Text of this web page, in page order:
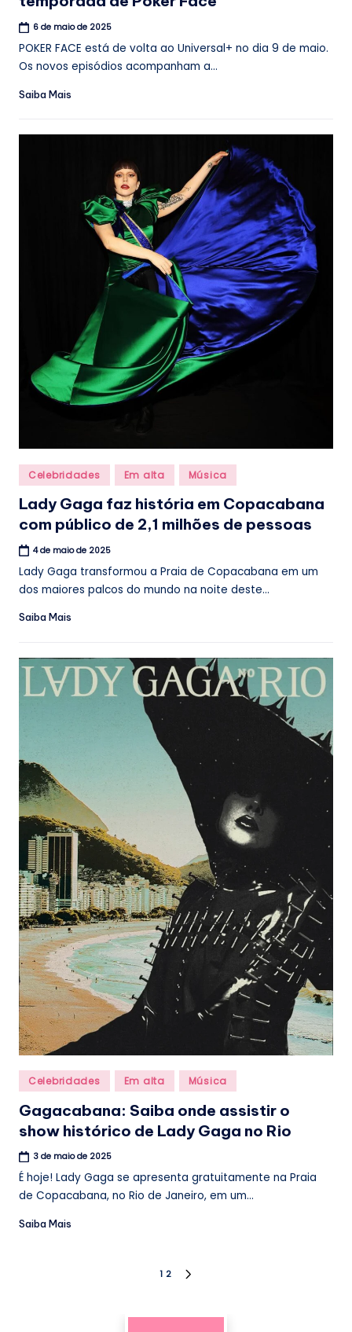
6 de maio de 2025
POKER FACE está de volta ao Universal+ no dia 9 de maio.
Os novos episódios acompanham a...
Saiba Mais
Posted
in
Celebridades Em alta Música
Lady Gaga faz história em Copacabana
com público de 2,1 milhões de pessoas
4 de maio de 2025
Lady Gaga transformou a Praia de Copacabana em um
dos maiores palcos do mundo na noite deste...
Saiba Mais
Posted
in
Celebridades Em alta Música
Gagacabana: Saiba onde assistir o
show histórico de Lady Gaga no Rio
3 de maio de 2025
É hoje! Lady Gaga se apresenta gratuitamente na Praia
de Copacabana, no Rio de Janeiro, em um...
Saiba Mais
1 2